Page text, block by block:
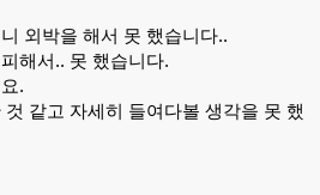
외박을 해서 못 했습니다..
해서.. 못 했습니다.
.
같고 자세히 들여다볼 생각을 못 했